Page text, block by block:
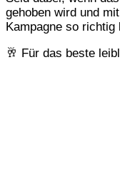
gehoben wird und
Kampagne so richtig
🥂 Für das beste